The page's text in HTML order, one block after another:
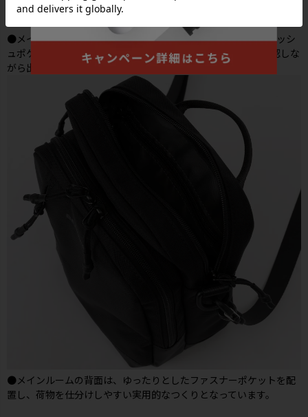
●メインルームの前面には、視認性に優れたファスナー付きメッシ
ュポケットを付属。上部約1/2の高さで深すぎず、収納物を確認しな
がら出し入れも快適に行えます。
●メインルームの背面は、ゆったりとしたファスナーポケットを配
置し、荷物を仕分けしやすい実用的なつくりとなっています。